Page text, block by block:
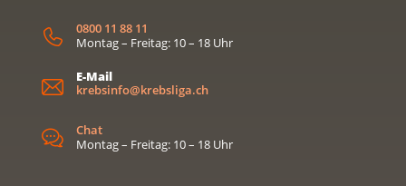
0800 11 88 11
Montag – Freitag: 10 – 18 Uhr
E-Mail
krebsinfo@krebsliga.ch
Chat
Montag – Freitag: 10 – 18 Uhr